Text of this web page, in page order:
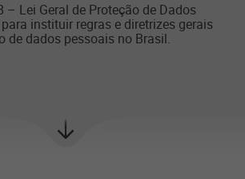
– Lei Geral de Proteção de Dados
instituir regras e diretrizes gerais
de dados pessoais no Brasil.